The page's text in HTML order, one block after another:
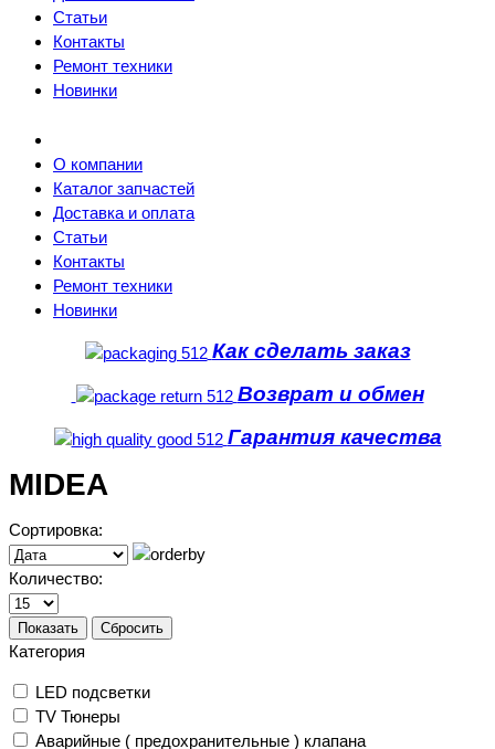
Статьи
Контакты
Ремонт техники
Новинки
О компании
Каталог запчастей
Доставка и оплата
Статьи
Контакты
Ремонт техники
Новинки
Как сделать заказ
Возврат и обмен
Гарантия качества
MIDEA
Сортировка:
Количество:
Показать Сбросить
Категория
LED подсветки
TV Тюнеры
Аварийные ( предохранительные ) клапана